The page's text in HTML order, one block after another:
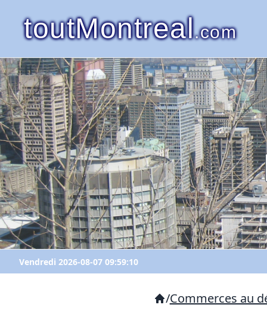
toutMontreal.com
Vendredi 2026-08-07 09:59:10
/Commerces au